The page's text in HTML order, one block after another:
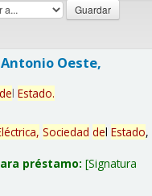
Oeste,
del Estado.
Sociedad del Estado,
préstamo: Signatura